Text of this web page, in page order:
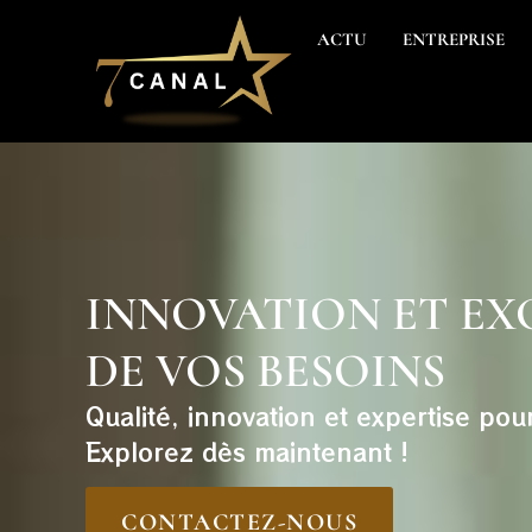
ACTU ENTREPRISE
INNOVATION ET
DE VOS BESOINS
Qualité, innovation et expertise
Explorez dès maintenant !
CONTACTEZ-NOUS